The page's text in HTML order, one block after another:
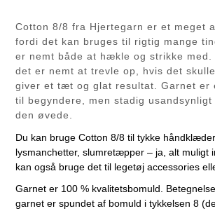
Cotton 8/8 fra Hjertegarn er et meget
fordi det kan bruges til rigtig mange
er nemt både at hækle og strikke med.
det er nemt at trevle op, hvis det
giver et tæt og glat resultat. Garnet er
til begyndere, men stadig
den øvede.
Du kan bruge Cotton 8/8 til tykke
lysmanchetter, slumretæpper – ja, alt muligt
kan også bruge det til legetøj accessories
Garnet er 100 % kvalitetsbomuld.
garnet er spundet af bomuld i tykkelsen 8